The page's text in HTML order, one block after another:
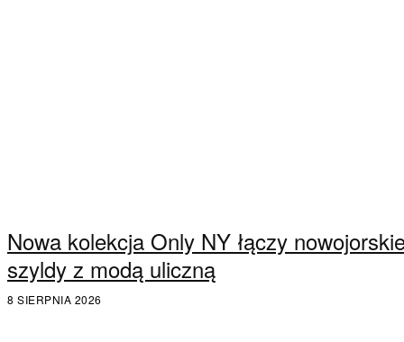
Nowa kolekcja Only NY łączy
szyldy z modą uliczną
8 SIERPNIA 2026